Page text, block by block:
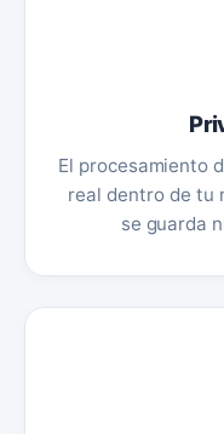
El procesamiento
real dentro de tu
se guarda